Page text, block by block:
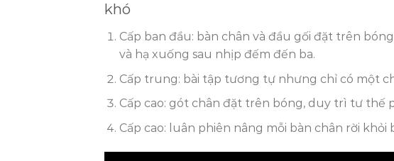
khó
Cấp ban đầu: bàn chân và đầu gối đặt trên
và hạ xuống sau nhịp đếm đến ba.
Cấp trung: bài tập tương tự nhưng chỉ có một
Cấp cao: gót chân đặt trên bóng, duy trì tư thế
Cấp cao: luân phiên nâng mỗi bàn chân rời khỏi